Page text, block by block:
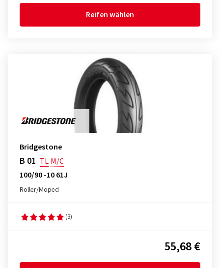
Reifen wählen
Bridgestone
B 01 TL M/C
100/90 -10 61J
Roller/Moped
(3)
55,68 €